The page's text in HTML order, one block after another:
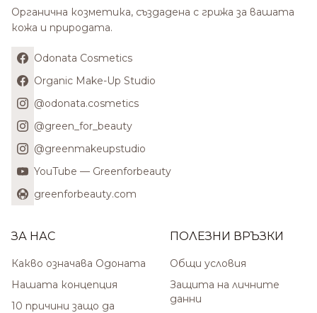
Органична козметика, създадена с грижа за вашата
кожа и природата.
Odonata Cosmetics
Organic Make-Up Studio
@odonata.cosmetics
@green_for_beauty
@greenmakeupstudio
YouTube — Greenforbeauty
greenforbeauty.com
ЗА НАС
Какво означава Одоната
Нашата концепция
10 причини защо да
ПОЛЕЗНИ ВРЪЗКИ
Общи условия
Защита на личните
данни